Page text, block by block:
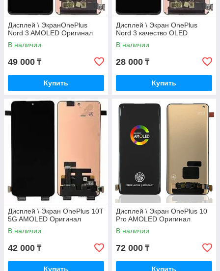
Дисплей \ ЭкранOnePlus
Nord 3 AMOLED Оригинал
В наличии
49 000 ₸
Купить
Дисплей \ Экран OnePlus
Nord 3 качество OLED
В наличии
28 000 ₸
Купить
Дисплей \ Экран OnePlus 10T
5G AMOLED Оригинал
В наличии
42 000 ₸
Купить
Дисплей \ Экран OnePlus 10
Pro AMOLED Оригинал
В наличии
72 000 ₸
Купить